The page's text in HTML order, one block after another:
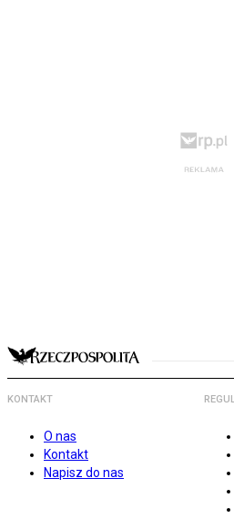
KONTAKT
O nas
Kontakt
Napisz do nas